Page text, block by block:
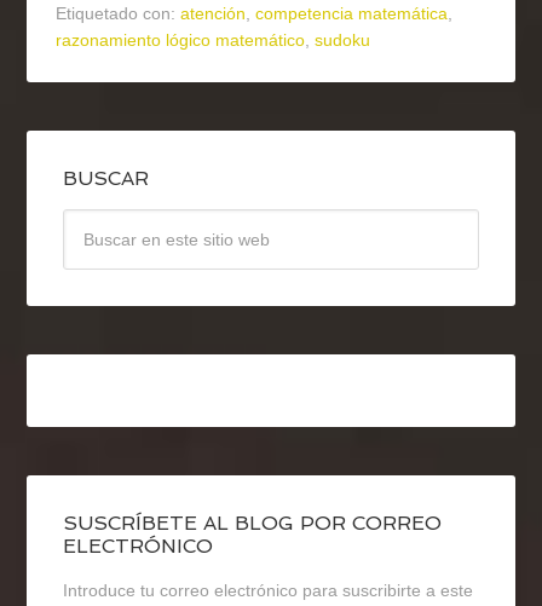
Etiquetado con:atención,competencia matemática,
razonamiento lógico matemático,sudoku
BUSCAR
SUSCRÍBETE AL BLOG POR CORREO
ELECTRÓNICO
Introduce tu correo electrónico para suscribirte a este